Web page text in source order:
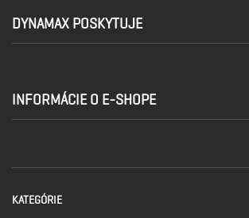
DYNAMAX POSKYTUJE
INFORMÁCIE O E-SHOPE
KATEGÓRIE